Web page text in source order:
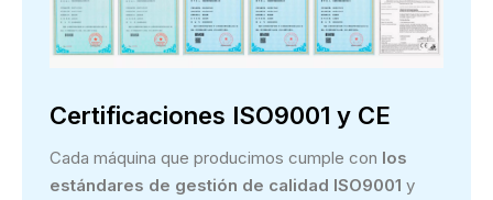
Certificaciones ISO9001 y CE
Cada máquina que producimos cumple con los
estándares de gestión de calidad ISO9001 y